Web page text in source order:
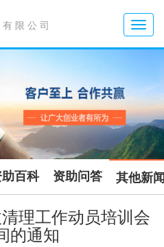
限公司
Toggle
助百科 资助问答 其他新
理工作动员培训会
的通知